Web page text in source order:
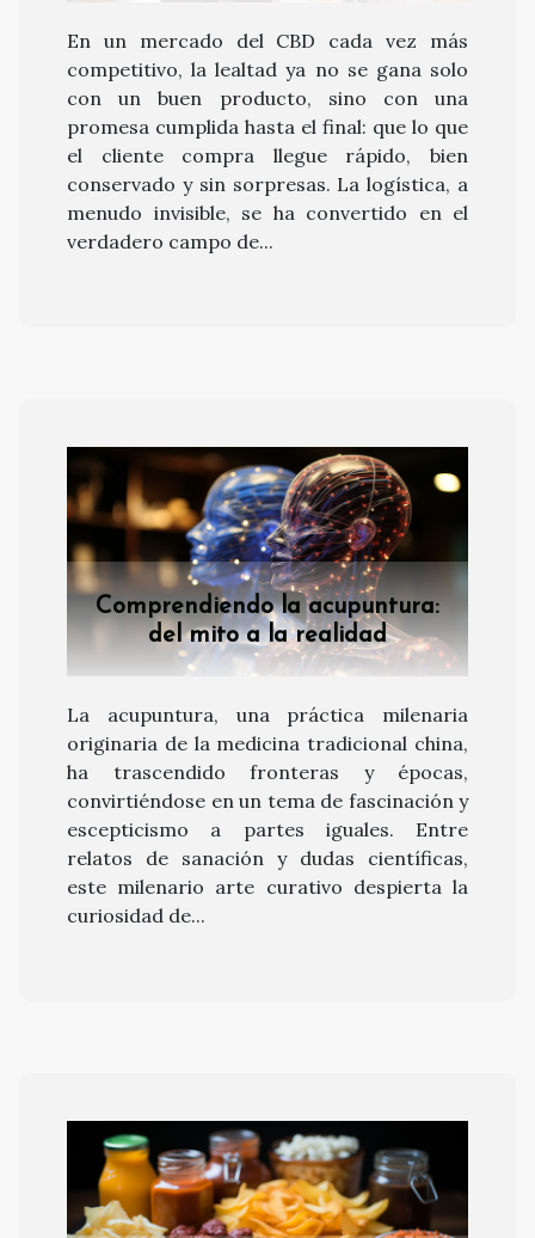
vida sexual plena y satisfactoria. A
continuación, descubrirán el complejo
vínculo...
En un mercado del CBD cada vez más
competitivo, la lealtad ya no se gana solo
con un buen producto, sino con una
promesa cumplida hasta el final: que lo que
el cliente compra llegue rápido, bien
conservado y sin sorpresas. La logística, a
menudo invisible, se ha convertido en el
verdadero campo de...
Comprendiendo la acupuntura:
del mito a la realidad
La acupuntura, una práctica milenaria
originaria de la medicina tradicional china,
ha trascendido fronteras y épocas,
convirtiéndose en un tema de fascinación y
escepticismo a partes iguales. Entre
relatos de sanación y dudas científicas,
este milenario arte curativo despierta la
curiosidad de...